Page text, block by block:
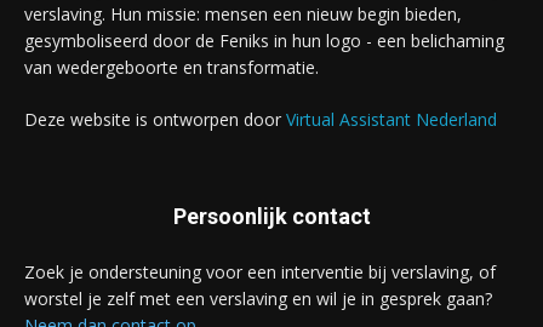
verslaving. Hun missie: mensen een nieuw begin bieden,
gesymboliseerd door de Feniks in hun logo - een belichaming
van wedergeboorte en transformatie.
Deze website is ontworpen door Virtual Assistant Nederland
Persoonlijk contact
Zoek je ondersteuning voor een interventie bij verslaving, of
worstel je zelf met een verslaving en wil je in gesprek gaan?